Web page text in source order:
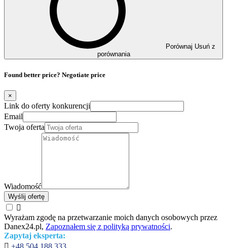
Porównaj Usuń z
porównania
Found better price? Negotiate price
×
Link do oferty konkurencji
Email
Twoja oferta
Wiadomość
Wyślij ofertę

Wyrażam zgodę na przetwarzanie moich danych osobowych przez
Danex24.pl, Zapoznałem się z polityką prywatności.
Zapytaj eksperta:
 +48 504 188 333